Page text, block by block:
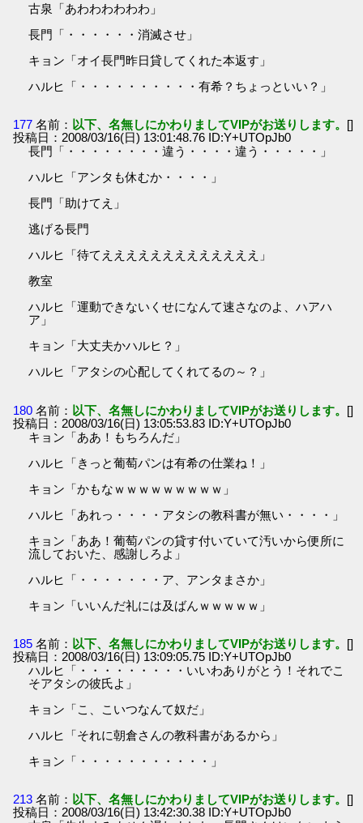
古泉「あわわわわわわ」
長門「・・・・・・消滅させ」
キョン「オイ長門昨日貸してくれた本返す」
ハルヒ「・・・・・・・・・・有希？ちょっといい？」
177 名前： 以下、名無しにかわりましてVIPがお送りします。 []
投稿日：2008/03/16(日) 13:01:48.76 ID:Y+UTOpJb0
長門「・・・・・・・・違う・・・・違う・・・・・」
ハルヒ「アンタも休むか・・・・」
長門「助けてえ」
逃げる長門
ハルヒ「待てえええええええええええええ」
教室
ハルヒ「運動できないくせになんて速さなのよ、ハアハ
ア」
キョン「大丈夫かハルヒ？」
ハルヒ「アタシの心配してくれてるの～？」
180 名前： 以下、名無しにかわりましてVIPがお送りします。 []
投稿日：2008/03/16(日) 13:05:53.83 ID:Y+UTOpJb0
キョン「ああ！もちろんだ」
ハルヒ「きっと葡萄パンは有希の仕業ね！」
キョン「かもなｗｗｗｗｗｗｗｗｗ」
ハルヒ「あれっ・・・・アタシの教科書が無い・・・・」
キョン「ああ！葡萄パンの貸す付いていて汚いから便所に
流しておいた、感謝しろよ」
ハルヒ「・・・・・・・ア、アンタまさか」
キョン「いいんだ礼には及ばんｗｗｗｗｗ」
185 名前： 以下、名無しにかわりましてVIPがお送りします。 []
投稿日：2008/03/16(日) 13:09:05.75 ID:Y+UTOpJb0
ハルヒ「・・・・・・・・・いいわありがとう！それでこ
そアタシの彼氏よ」
キョン「こ、こいつなんて奴だ」
ハルヒ「それに朝倉さんの教科書があるから」
キョン「・・・・・・・・・・・」
213 名前： 以下、名無しにかわりましてVIPがお送りします。 []
投稿日：2008/03/16(日) 13:42:30.38 ID:Y+UTOpJb0